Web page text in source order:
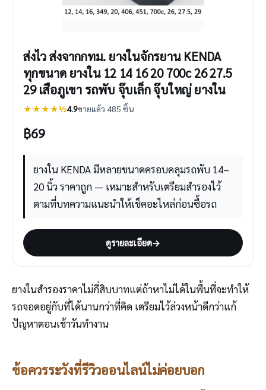
ส่งไว ส่งจากกทม. ยางในจักรยาน KENDA
ทุกขนาด ยางใน 12 14 16 20 700c 26 27.5
29 เสือภูเขา รถพับ จุ๊บเล็ก จุ๊บใหญ่ ยางใน
★★★★½4.9ขายแล้ว 485 ชิ้น
฿69
ยางใน KENDA มีหลายขนาดครอบคลุมรถพับ 14–
20 นิ้ว ราคาถูก — เหมาะสำหรับเตรียมสำรองไว้
ตามที่บทความแนะนำให้เช็คอะไหล่ก่อนซื้อรถ
ดูรายละเอียด→
ยางในสำรองราคาไม่กี่สิบบาทแต่ถ้าหาไม่ได้ในพื้นที่จะทำให้
รถจอดอยู่กับที่ได้นานกว่าที่คิด เตรียมไว้ล่วงหน้าดีกว่าแก้
ปัญหาตอนเช้าวันทำงาน
ข้อควรระวังที่รีวิวออนไลน์ไม่ค่อยบอก